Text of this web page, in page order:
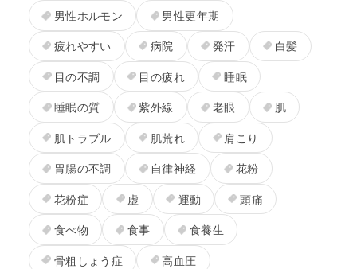
男性ホルモン
男性更年期
疲れやすい
病院 発汗
白髪
目の不調
目の疲れ
睡眠
睡眠の質
紫外線 老眼
肌
肌トラブル
肌荒れ
肩こり
胃腸の不調
自律神経
花粉
花粉症
虚 運動
頭痛
食べ物
食事
食養生
骨粗しょう症
高血圧